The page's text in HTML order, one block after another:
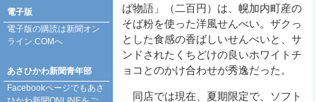
ば物語」（二百円）は、幌加内町産の
そば粉を使った洋風せんべい。ザクっ
とした食感の香ばしいせんべいと、サ
ンドされたくちどけの良いホワイトチ
ョコとのかけ合わせが秀逸だった。
同店では現在、夏期限定で、ソフト
電子版
電子版の購読は新聞オン
ライン.COMへ
あさひかわ新聞青年部
Facebookページでもあさ